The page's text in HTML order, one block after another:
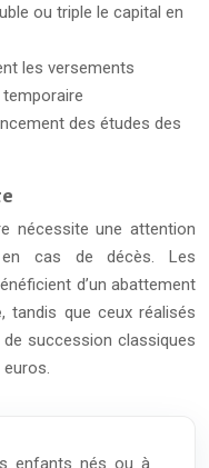
ou triple le capital en
les versements
des études des
nécessite une attention
en cas de décès. Les
d’un abattement
, tandis que ceux réalisés
succession classiques
enfants nés ou à